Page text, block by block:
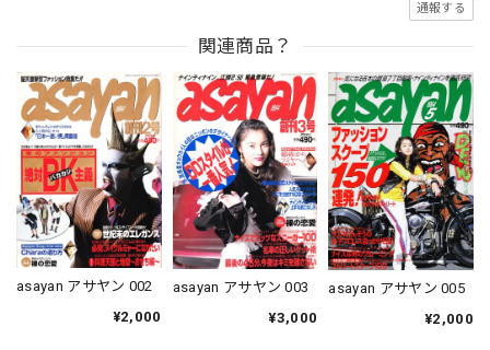
通報する
関連商品？
asayan アサヤン 002
¥2,000
asayan アサヤン 003
¥3,000
asayan アサヤン 005
¥2,000